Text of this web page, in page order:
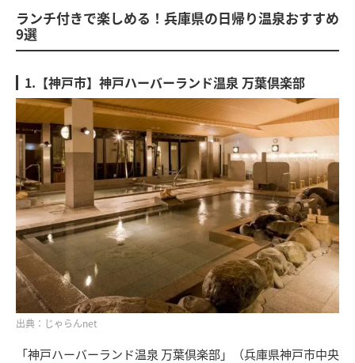
ランチ付きで楽しめる！兵庫県の日帰り温泉おすすめ
9選
1.【神戸市】神戸ハーバーランド温泉 万葉倶楽部
出典：じゃらんnet
「神戸ハーバーランド温泉 万葉倶楽部」（兵庫県神戸市中央